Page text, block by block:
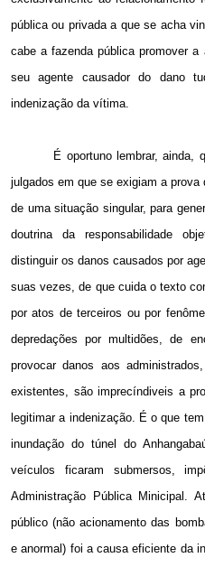
pública ou privada a que se acha
cabe a fazenda pública promover
seu agente causador do dano
indenização da vítima.
É oportuno lembrar, ainda,
julgados em que se exigiam a
de uma situação singular, para
doutrina da responsabilidade
distinguir os danos causados por
suas vezes, de que cuida o texto
por atos de terceiros ou por
depredações por multidões, de
provocar danos aos
existentes, são imprecíndiveis a
legitimar a indenização. É o que
inundação do túnel do
veículos ficaram submersos,
Administração Pública Minicipal.
público (não acionamento das
e anormal) foi a causa eficiente da